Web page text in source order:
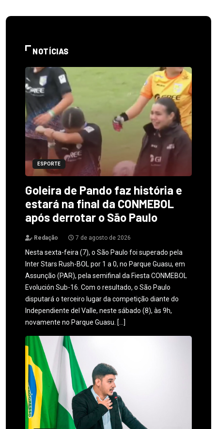
NOTÍCIAS
ESPORTE
Goleira de Pando faz história e
estará na final da CONMEBOL
após derrotar o São Paulo
Redação 7 de agosto de 2026
Nesta sexta-feira (7), o São Paulo foi superado pela
Inter Stars Rush-BOL por 1 a 0, no Parque Guasu, em
Assunção (PAR), pela semifinal da Fiesta CONMEBOL
Evolución Sub-16. Com o resultado, o São Paulo
disputará o terceiro lugar da competição diante do
Independiente del Valle, neste sábado (8), às 9h,
novamente no Parque Guasu. […]